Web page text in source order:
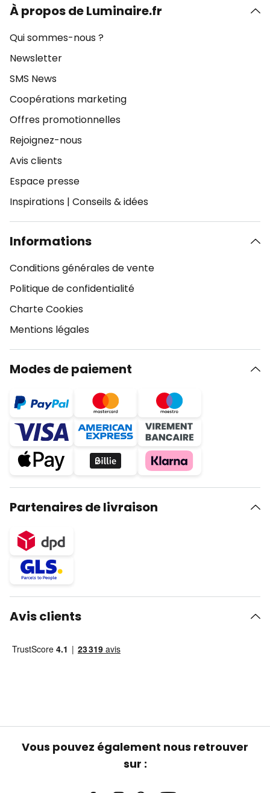
À propos de Luminaire.fr
Qui sommes-nous ?
Newsletter
SMS News
Coopérations marketing
Offres promotionnelles
Rejoignez-nous
Avis clients
Espace presse
Inspirations | Conseils & idées
Informations
Conditions générales de vente
Politique de confidentialité
Charte Cookies
Mentions légales
Modes de paiement
Partenaires de livraison
Avis clients
Vous pouvez également nous retrouver
sur :